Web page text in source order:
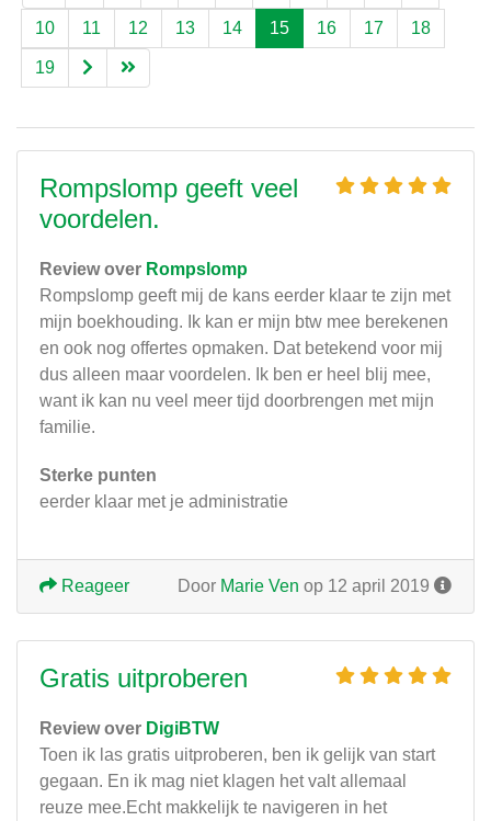
10 11 12 13 14 15 16 17 18
19
Rompslomp geeft veel
voordelen.
Review over Rompslomp
Rompslomp geeft mij de kans eerder klaar te zijn met
mijn boekhouding. Ik kan er mijn btw mee berekenen
en ook nog offertes opmaken. Dat betekend voor mij
dus alleen maar voordelen. Ik ben er heel blij mee,
want ik kan nu veel meer tijd doorbrengen met mijn
familie.
Sterke punten
eerder klaar met je administratie
Door Marie Ven op 12 april 2019
Reageer
Gratis uitproberen
Review over DigiBTW
Toen ik las gratis uitproberen, ben ik gelijk van start
gegaan. En ik mag niet klagen het valt allemaal
reuze mee.Echt makkelijk te navigeren in het